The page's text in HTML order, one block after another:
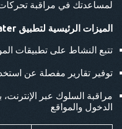
لمساعدتك في مراقبة
الميزات الرئيسية لتطبيق Haqerra Catch a Cheater:
تتبع النشاط على تطبيقات
توفير تقارير مفصلة عن
مراقبة السلوك عبر
الدخول والمواقع